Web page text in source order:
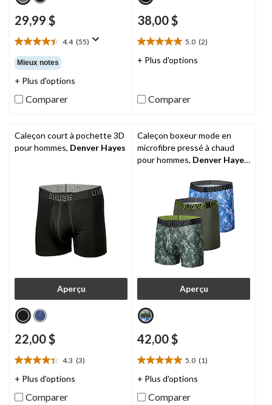
29,99 $
4.4 (55)
4.4
étoile(s)
sur
5.
55
évaluations
Mieux notes
+ Plus d'options
Comparer
38,00 $
5.0 (2)
5.0
étoile(s)
2
évaluations
+ Plus d'options
Comparer
Caleçon court à pochette 3D
pour hommes, Denver Hayes
Aperçu
22,00 $
4.3 (3)
4.3
étoile(s)
5.
+ Plus d'options
Comparer
Caleçon boxeur mode en
microfibre pressé à chaud
pour hommes, Denver Hayes,
Aperçu
42,00 $
5.0 (1)
5.0
étoile(s)
5.
+ Plus d'options
Comparer